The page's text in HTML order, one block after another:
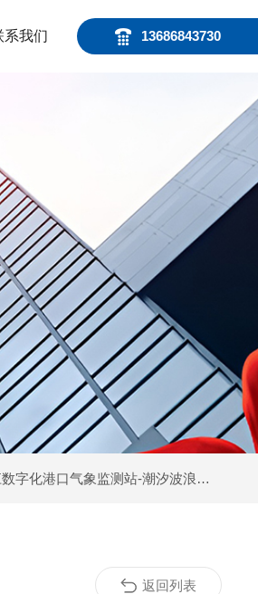
13686843730
系我们
化港口气象监测站-潮汐波浪自动预警设计原理
返回列表